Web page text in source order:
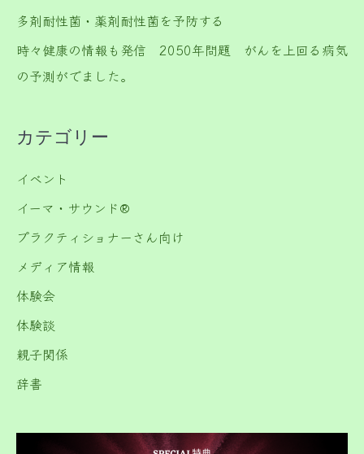
多剤耐性菌・薬剤耐性菌を予防する
時々健康の情報も発信 2050年問題 がんを上回る病気
の予測がでました。
カテゴリー
イベント
イーマ・サウンド®️
プラクティショナーさん向け
メディア情報
体験会
体験談
親子関係
辞書